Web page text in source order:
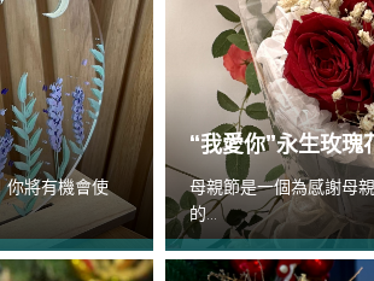
你將有機會使
“我愛你”永生玫瑰
母親節是一個為感謝母
的...